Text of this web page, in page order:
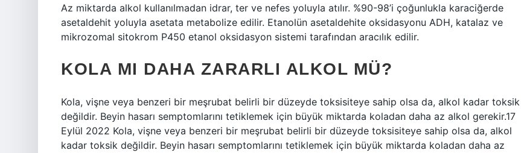
Az miktarda alkol kullanılmadan idrar, ter ve nefes yoluyla atılır. %90-98’i çoğunlukla karaciğerde
asetaldehit yoluyla asetata metabolize edilir. Etanolün asetaldehite oksidasyonu ADH, katalaz ve
mikrozomal sitokrom P450 etanol oksidasyon sistemi tarafından aracılık edilir.
KOLA MI DAHA ZARARLI ALKOL MÜ?
Kola, vişne veya benzeri bir meşrubat belirli bir düzeyde toksisiteye sahip olsa da, alkol kadar toksik
değildir. Beyin hasarı semptomlarını tetiklemek için büyük miktarda koladan daha az alkol gerekir.17
Eylül 2022 Kola, vişne veya benzeri bir meşrubat belirli bir düzeyde toksisiteye sahip olsa da, alkol
kadar toksik değildir. Beyin hasarı semptomlarını tetiklemek için büyük miktarda koladan daha az